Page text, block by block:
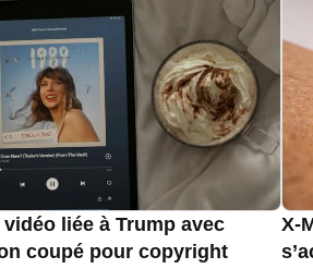
liée à Trump avec
coupé pour copyright
X-